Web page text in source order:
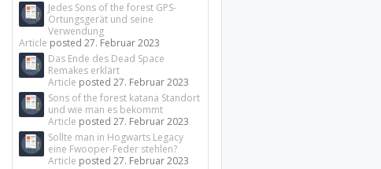
Jedes Sons of the forest GPS-
Ortungsgerät und seine
Verwendung
Article posted27. Februar 2023
Das Ende des Dead Space
Remakes erklärt
Article posted27. Februar 2023
Sons of the forest katana Standort
und wie man es bekommt
Article posted27. Februar 2023
Sollte man in Hogwarts Legacy
eine Fwooper-Feder stehlen?
Article posted27. Februar 2023